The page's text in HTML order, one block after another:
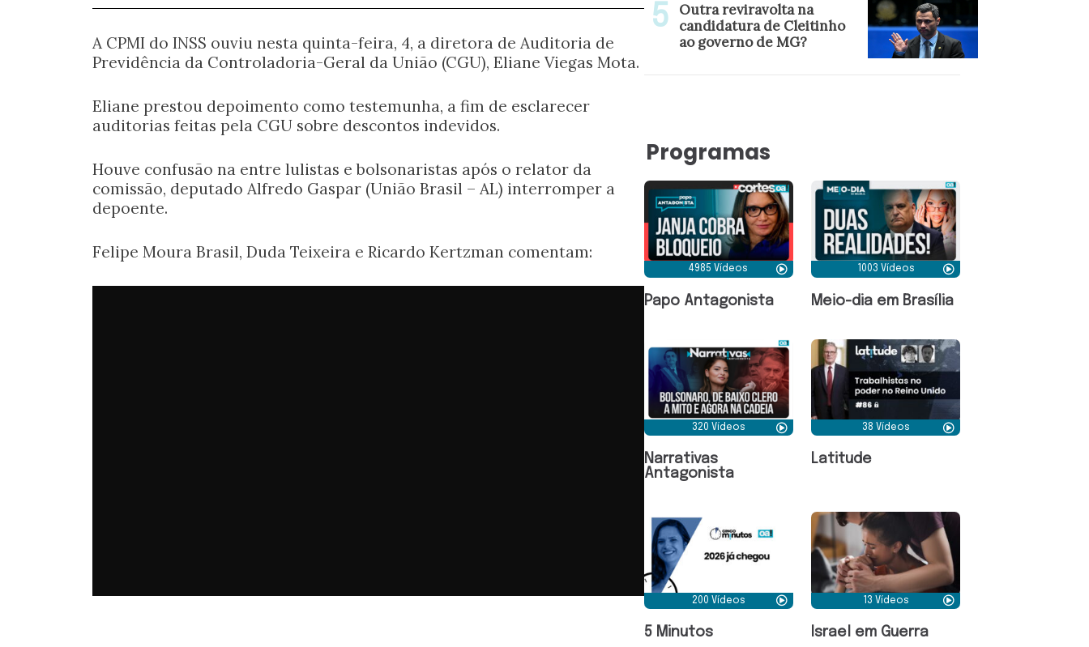
A CPMI do INSS ouviu nesta quinta-feira, 4, a diretora de Auditoria de
Previdência da Controladoria-Geral da União (CGU), Eliane Viegas Mota.
Eliane prestou depoimento como testemunha, a fim de esclarecer
auditorias feitas pela CGU sobre descontos indevidos.
Houve confusão na entre lulistas e bolsonaristas após o relator da
comissão, deputado Alfredo Gaspar (União Brasil – AL) interromper a
depoente.
Felipe Moura Brasil, Duda Teixeira e Ricardo Kertzman comentam:
Outra reviravolta na
candidatura de Cleitinho
ao governo de MG?
Programas
4985 Vídeos
Papo Antagonista
1003 Vídeos
Meio-dia em Brasília
320 Vídeos
Narrativas
Antagonista
38 Vídeos
Latitude
200 Vídeos
5 Minutos
13 Vídeos
Israel em Guerra